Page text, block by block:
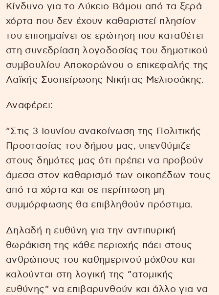
Κίνδυνο για το Λύκειο Βάμου από τα ξερά
χόρτα που δεν έχουν καθαριστεί πλησίον
του επισημαίνει σε ερώτηση που καταθέτει
στη συνεδρίαση λογοδοσίας του δημοτικού
συμβουλίου Αποκορώνου ο επικεφαλής της
Λαϊκής Συσπείρωσης Νικήτας Μελισσάκης.
Αναφέρει:
“Στις 3 Ιουνίου ανακοίνωση της Πολιτικής
Προστασίας του δήμου μας, υπενθύμιζε
στους δημότες μας ότι πρέπει να προβούν
άμεσα στον καθαρισμό των οικοπέδων τους
από τα χόρτα και σε περίπτωση μη
συμμόρφωσης θα επιβληθούν πρόστιμα.
Δηλαδή η ευθύνη για την αντιπυρική
θωράκιση της κάθε περιοχής πάει στους
ανθρώπους του καθημερινού μόχθου και
καλούνται στη λογική της ”ατομικής
ευθύνης” να επιβαρυνθούν και άλλο για να